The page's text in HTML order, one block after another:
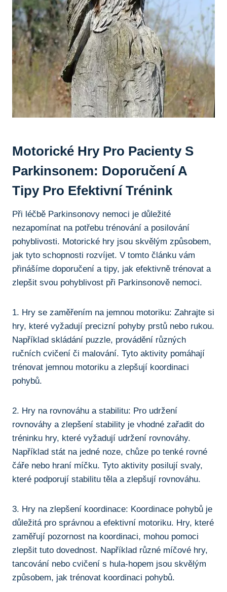
Motorické Hry Pro Pacienty S
Parkinsonem: Doporučení A
Tipy Pro Efektivní Trénink
Při léčbě Parkinsonovy nemoci je důležité
nezapomínat na potřebu trénování ⁣a posilování
pohyblivosti. Motorické hry jsou skvělým​ způsobem,
jak tyto schopnosti rozvíjet. V tomto článku vám
přinášíme doporučení a tipy, jak efektivně trénovat ‌a
zlepšit​ svou pohyblivost při Parkinsonově nemoci.
1. Hry se zaměřením na jemnou motoriku: Zahrajte si
hry, které vyžadují precizní pohyby prstů nebo rukou.
Například skládání puzzle, provádění různých
ručních ‍cvičení či malování. Tyto aktivity pomáhají
⁣trénovat jemnou motoriku a zlepšují koordinaci
pohybů.
2. Hry na rovnováhu a stabilitu: Pro udržení
‍rovnováhy a zlepšení stability ‌je vhodné zařadit do
tréninku hry, které vyžadují udržení rovnováhy.
Například stát na jedné noze, chůze po tenké rovné
čáře nebo hraní míčku. Tyto aktivity posilují svaly,‍
které podporují stabilitu ⁢těla a zlepšují ⁢rovnováhu.
3. Hry na zlepšení koordinace: Koordinace pohybů je
důležitá pro správnou a efektivní motoriku. Hry, které
zaměřují pozornost na koordinaci, ⁢mohou pomoci
zlepšit​ tuto dovednost.⁤ Například různé míčové hry,
tancování nebo cvičení s hula-hopem jsou skvělým
způsobem, jak trénovat koordinaci ⁢pohybů.